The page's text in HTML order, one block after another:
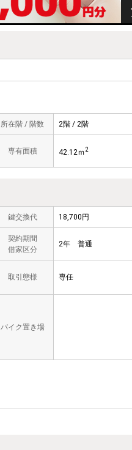
所在階 / 階数 2階 / 2階
専有面積 42.12ｍ2
鍵交換代 18,700円
契約期間
借家区分
2年 普通
取引態様 専任
バイク置き場